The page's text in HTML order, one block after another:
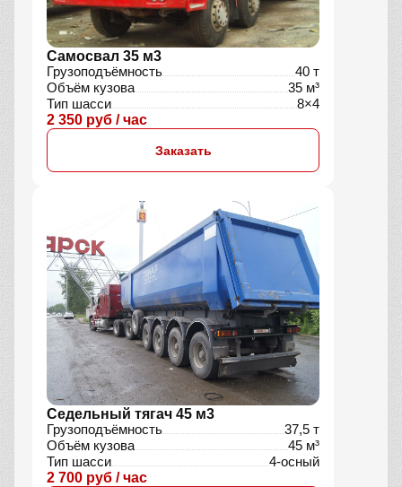
Самосвал 35 м3
Грузоподъёмность
40 т
Объём кузова
35 м³
Тип шасси
8×4
2 350 руб / час
Заказать
Седельный тягач 45 м3
Грузоподъёмность
37,5 т
Объём кузова
45 м³
Тип шасси
4-осный
2 700 руб / час